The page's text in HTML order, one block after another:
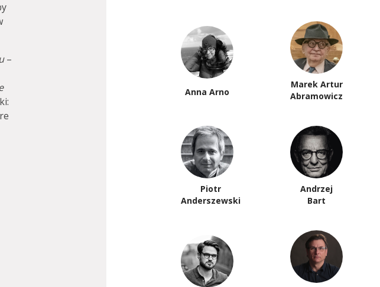
–
Anna Arno
Marek Artur
Abramowicz
Piotr
Anderszewski
Andrzej
Bart